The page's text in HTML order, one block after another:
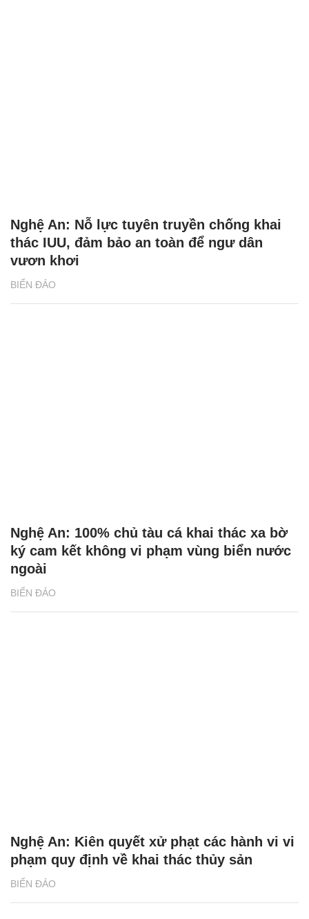
BIỂN ĐẢO
Nghệ An: Nỗ lực tuyên truyền chống khai
thác IUU, đảm bảo an toàn để ngư dân
vươn khơi
BIỂN ĐẢO
Nghệ An: 100% chủ tàu cá khai thác xa bờ
ký cam kết không vi phạm vùng biển nước
ngoài
BIỂN ĐẢO
Nghệ An: Kiên quyết xử phạt các hành vi vi
phạm quy định về khai thác thủy sản